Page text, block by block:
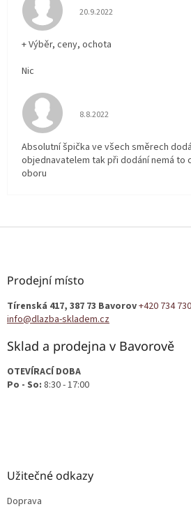
Hodnocení obchodu je 5 z
20.9.2022
+ Výběr, ceny, ochota
Nic
Hodnocení obchodu je 5 z
8.8.2022
Absolutní špička ve všech směrech
objednavatelem tak při dodání nemá to
oboru
Z
Prodejní místo
Tírenská 417, 387 73 Bavorov+420 734
info@dlazba-skladem.cz
Sklad a prodejna v Bavorově
OTEVÍRACÍ DOBA
Po - So: 8:30 - 17:00
Užitečné odkazy
Doprava